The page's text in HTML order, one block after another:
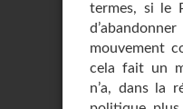
termes, si le
mouvement
cela fait un
n’a, dans la